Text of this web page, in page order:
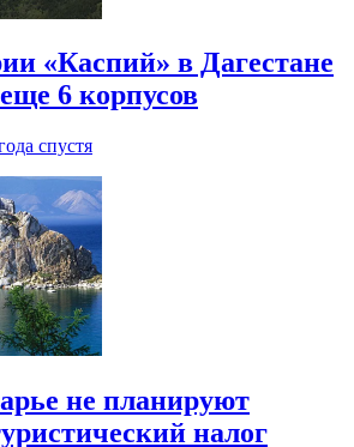
«Каспий» в Дагестане
6 корпусов
спустя
не планируют
налог